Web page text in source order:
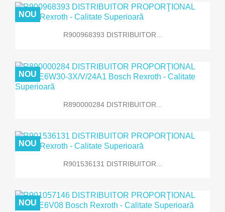
R900968393 DISTRIBUITOR...
NOU
R890000284 DISTRIBUITOR...
NOU
R901536131 DISTRIBUITOR...
NOU
NOU